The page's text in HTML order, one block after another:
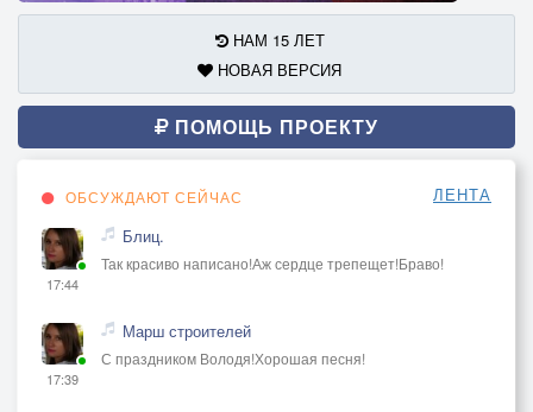
НАМ 15 ЛЕТ
НОВАЯ ВЕРСИЯ
ПОМОЩЬ ПРОЕКТУ
ОБСУЖДАЮТ СЕЙЧАС ЛЕНТА
17:44
Блиц.
Так красиво написано!Аж сердце трепещет!Браво!
17:39
Марш строителей
С праздником Володя!Хорошая песня!